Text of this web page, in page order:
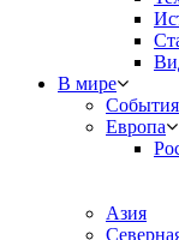
В мире
События
Европа
Азия